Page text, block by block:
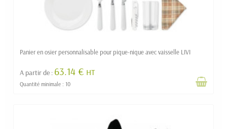
Panier en osier personnalisable pour pique-nique avec vaisselle LIVI
A partir de : 63.14 € HT
Quantité minimale : 10